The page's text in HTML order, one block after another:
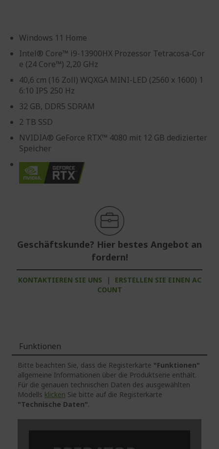
Windows 11 Home
Intel® Core™ i9-13900HX Prozessor Tetracosa-Cor
e (24 Core™) 2,20 GHz
40,6 cm (16 Zoll) WQXGA MINI-LED (2560 x 1600) 1
6:10 IPS 250 Hz
32 GB, DDR5 SDRAM
2 TB SSD
NVIDIA® GeForce RTX™ 4080 mit 12 GB dedizierter
Speicher
Geschäftskunde? Hier bestes Angebot an
fordern!
KONTAKTIEREN SIE UNS |
ERSTELLEN SIE EINEN AC
COUNT
Funktionen
Bitte beachten Sie, dass die Registerkarte "Funktionen"
allgemeine Informationen über die Produktserie enthält.
Für die genauen technischen Daten des ausgewählten
Modells klicken Sie bitte auf die Registerkarte
"Technische Daten".